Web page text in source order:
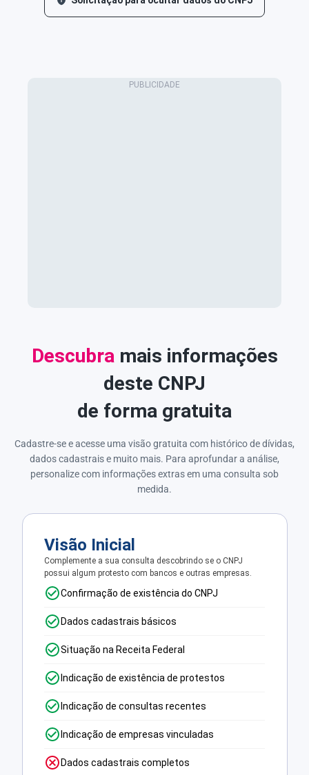
Descubra mais informações
deste CNPJ
de forma gratuita
Cadastre-se e acesse uma visão gratuita com histórico de dívidas,
dados cadastrais e muito mais. Para aprofundar a análise,
personalize com informações extras em uma consulta sob
medida.
Visão Inicial
Complemente a sua consulta descobrindo se o CNPJ
possui algum protesto com bancos e outras empresas.
Confirmação de existência do CNPJ
Dados cadastrais básicos
Situação na Receita Federal
Indicação de existência de protestos
Indicação de consultas recentes
Indicação de empresas vinculadas
Dados cadastrais completos